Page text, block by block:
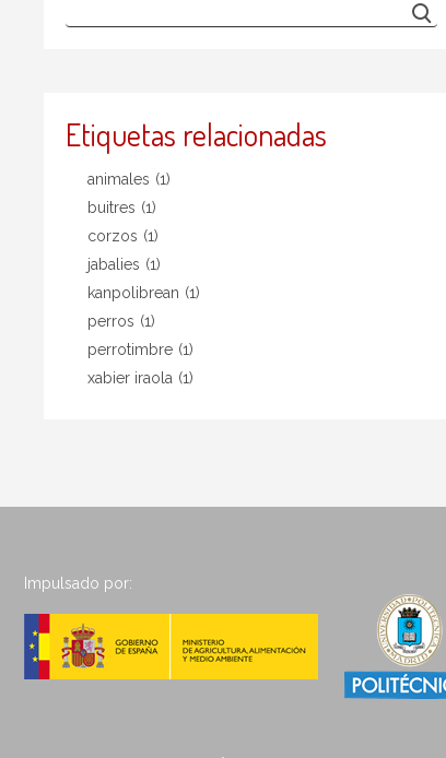
Etiquetas relacionadas
animales (1)
buitres (1)
corzos (1)
jabalies (1)
kanpolibrean (1)
perros (1)
perrotimbre (1)
xabier iraola (1)
Impulsado por: